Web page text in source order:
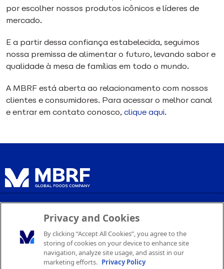
por escolher nossos produtos icônicos e líderes de
mercado.
E a partir dessa confiança estabelecida, seguimos
nossa premissa de alimentar o futuro, levando sabor e
qualidade à mesa de famílias em todo o mundo.
A MBRF está aberta ao relacionamento com nossos
clientes e consumidores. Para acessar o melhor canal
e entrar em contato conosco, clique aqui.
Política de Privacidade
Termos de Serviço
Configurações de Cookies
Privacy and Cookies
By clicking “Accept All Cookies”, you agree to the
storing of cookies on your device to enhance site
navigation, analyze site usage, and assist in our
marketing efforts. Privacy Policy